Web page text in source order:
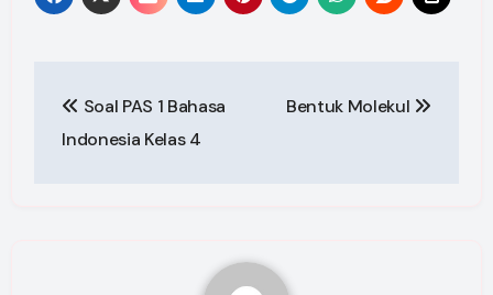
navigation
Soal PAS 1 Bahasa
Indonesia Kelas 4
Bentuk Molekul